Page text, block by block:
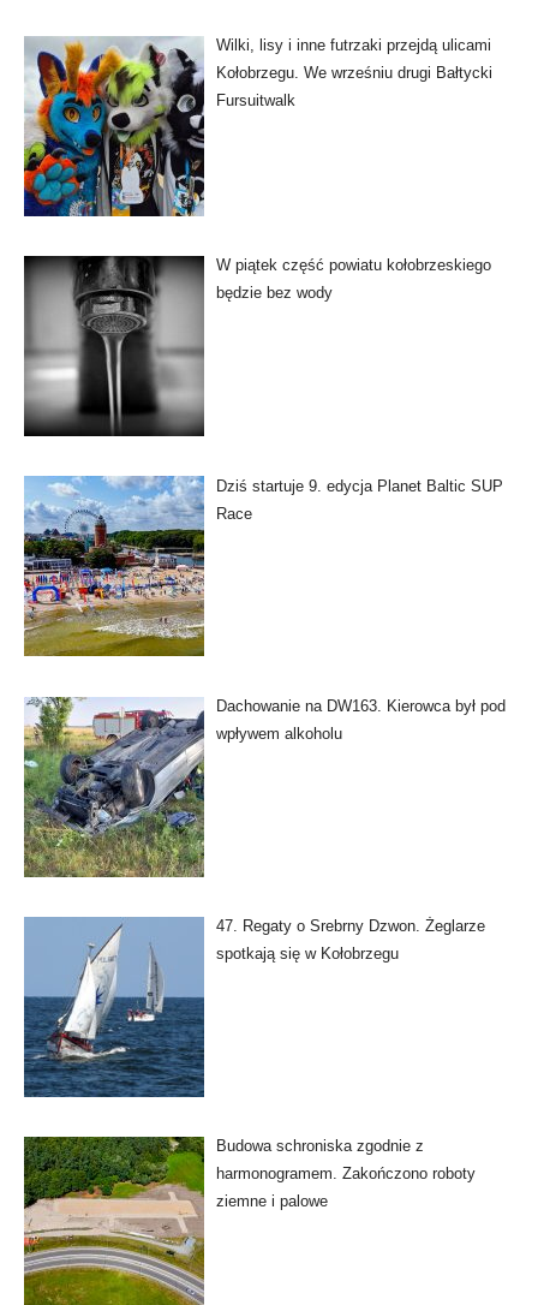
Wilki, lisy i inne futrzaki przejdą ulicami
Kołobrzegu. We wrześniu drugi Bałtycki
Fursuitwalk
W piątek część powiatu kołobrzeskiego
będzie bez wody
Dziś startuje 9. edycja Planet Baltic SUP
Race
Dachowanie na DW163. Kierowca był pod
wpływem alkoholu
47. Regaty o Srebrny Dzwon. Żeglarze
spotkają się w Kołobrzegu
Budowa schroniska zgodnie z
harmonogramem. Zakończono roboty
ziemne i palowe